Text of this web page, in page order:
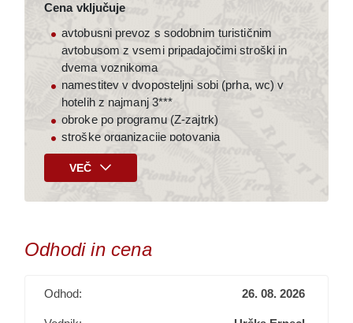
Cena vključuje
avtobusni prevoz s sodobnim turističnim
avtobusom z vsemi pripadajočimi stroški in
dvema voznikoma
namestitev v dvoposteljni sobi (prha, wc) v
hotelih z najmanj 3***
obroke po programu (Z-zajtrk)
stroške organizacije potovanja
kompetentno vodstvo
DDV
Doplačilo (na poti)
41.- € za zavarovanje rizika odpovedi
VEČ
Odhodi in cena
Odhod: 26. 08. 2026